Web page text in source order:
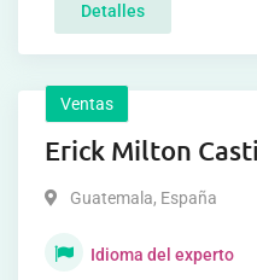
Detalles
Ventas
Erick Milton
Guatemala, España
Idioma del experto